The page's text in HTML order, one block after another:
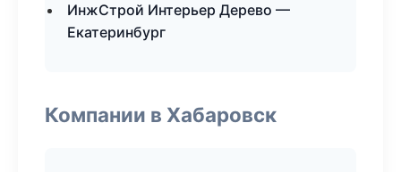
ИнжСтрой Интерьер Дерево —
Екатеринбург
Компании в Хабаровск